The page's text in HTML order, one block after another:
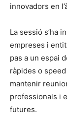
innovadors en
La sessió s’ha
empreses i
pas a un espai
ràpides o
mantenir
professionals i
futures.